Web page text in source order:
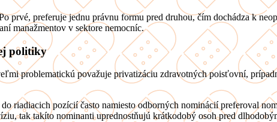
prvé, preferuje jednu právnu formu pred druhou, čím dochádza k
manažmentov v sektore nemocníc.
politiky
problematickú považuje privatizáciu zdravotných poisťovní,
riadiacich pozícií často namiesto odborných nominácií preferoval
tak takíto nominanti uprednostňujú krátkodobý osoh pred